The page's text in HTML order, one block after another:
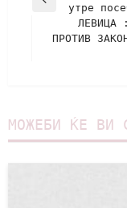
утре
ЛЕВИЦА
ПРОТИВ
МОЖЕБИ ЌЕ ВИ